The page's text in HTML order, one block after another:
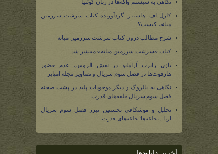
نگاهی به سیستم واکه‌ها در زبان کوئنیا
کارل اف. هاستتر، گردآورنده کتاب سرشت سرزمین
میانه، کیست؟
شرح مطالب درون کتاب سرشت سرزمین میانه
کتاب «سرشت سرزمین میانه» منتشر شد
بازی رابرت آرامایو در نقش الروس، عدم حضور
هارفوت‌ها در فصل سوم سریال و تصاویر مجله امپایر
نگاهی به بالروگ و دیگر موجودات پلید در پشت صحنه
فصل سوم سریال حلقه‌های قدرت
تحلیل و موشکافی نخستین تیزر فصل سوم سریال
ارباب حلقه‌ها: حلقه‌های قدرت